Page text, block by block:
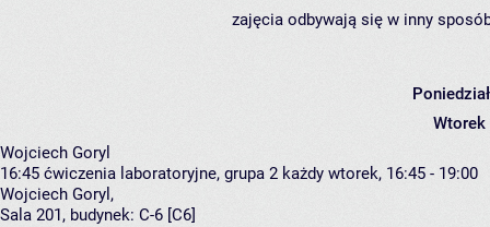
zajęcia odbywają się w inny
Wtorek
Wojciech Goryl
16:45 ćwiczenia laboratoryjne, grupa 2 każdy wtorek, 16:45 - 19:00
Wojciech Goryl ,
Sala 201, budynek: C-6 [C6]